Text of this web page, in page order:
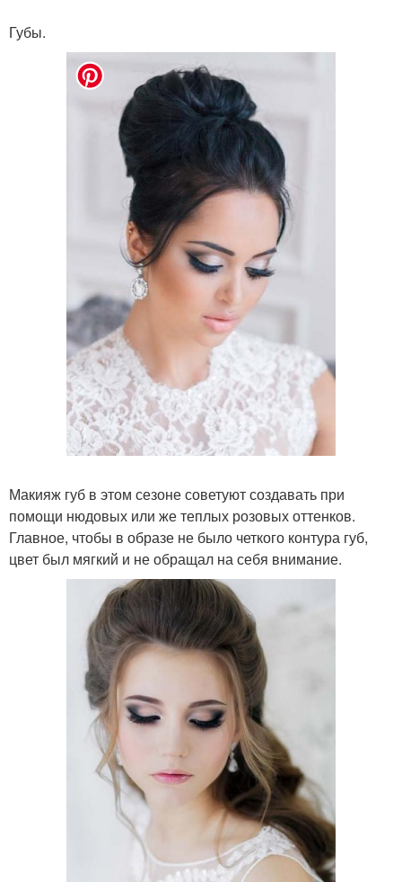
Губы.
Макияж губ в этом сезоне советуют создавать при
помощи нюдовых или же теплых розовых оттенков.
Главное, чтобы в образе не было четкого контура губ,
цвет был мягкий и не обращал на себя внимание.